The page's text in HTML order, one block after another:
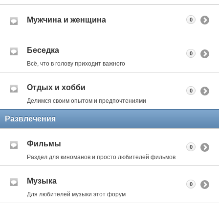
Мужчина и женщина 0
Беседка
Всё, что в голову приходит важного
0
Отдых и хобби
Делимся своим опытом и предпочтениями
0
Развлечения
Фильмы
Раздел для киноманов и просто любителей фильмов
0
Музыка
Для любителей музыки этот форум
0